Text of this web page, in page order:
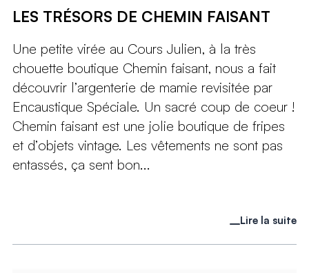
LES TRÉSORS DE CHEMIN FAISANT
Une petite virée au Cours Julien, à la très
chouette boutique Chemin faisant, nous a fait
découvrir l’argenterie de mamie revisitée par
Encaustique Spéciale. Un sacré coup de coeur !
Chemin faisant est une jolie boutique de fripes
et d’objets vintage. Les vêtements ne sont pas
entassés, ça sent bon...
Lire la suite